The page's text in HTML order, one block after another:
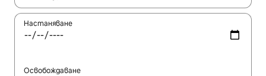
Настаняване
Освобождаване